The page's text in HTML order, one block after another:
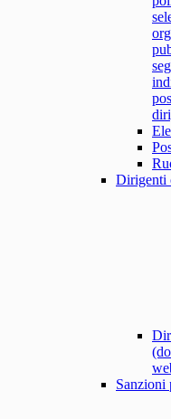
Dirigenti
Sanzioni